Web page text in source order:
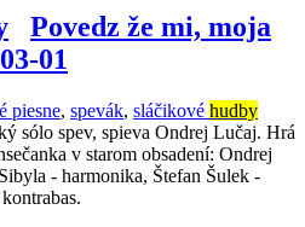
Povedz že mi, moja
01
piesne, spevák, sláčikové hudby
sólo spev, spieva Ondrej Lučaj. Hrá
v starom obsadení: Ondrej
- harmonika, Štefan Šulek -